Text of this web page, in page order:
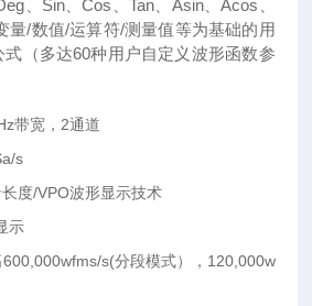
、Sin、Cos、Tan、Asin、Acos、
量/数值/运算符/测量值等为基础的用
式（多达60种用户自定义波形函数参
带宽，2通道
s
度/VPO波形显示技术
示
600,000wfms/s(分段模式）， 120,000w